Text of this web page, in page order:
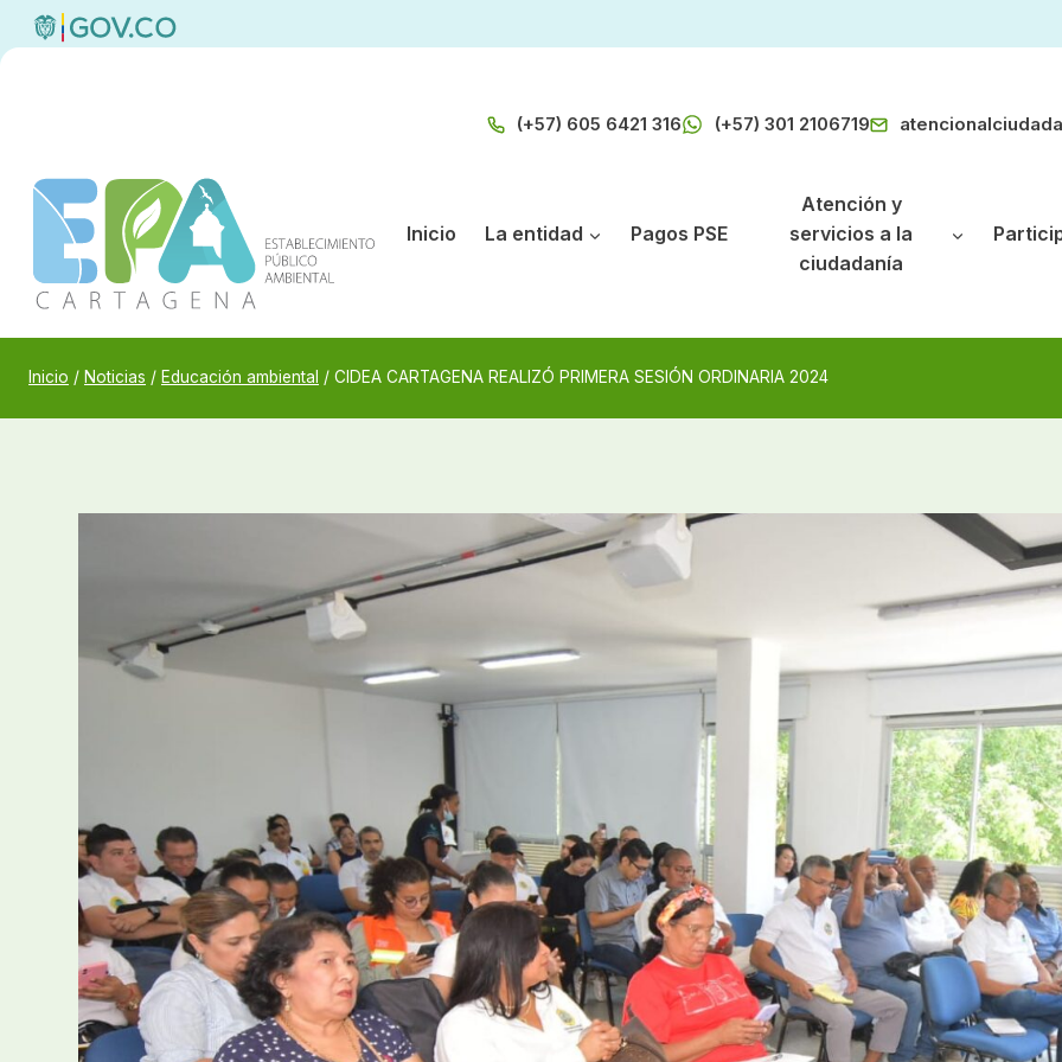
Saltar
al
(+57) 605 6421 316 (+57) 301 2106719
Inicio La entidad Pagos PSE
Atención y
servicios a la
ciudadanía
Inicio / Noticias / Educación ambiental / CIDEA CARTAGENA REALIZÓ PRIMERA SESIÓN ORDINARIA 2024